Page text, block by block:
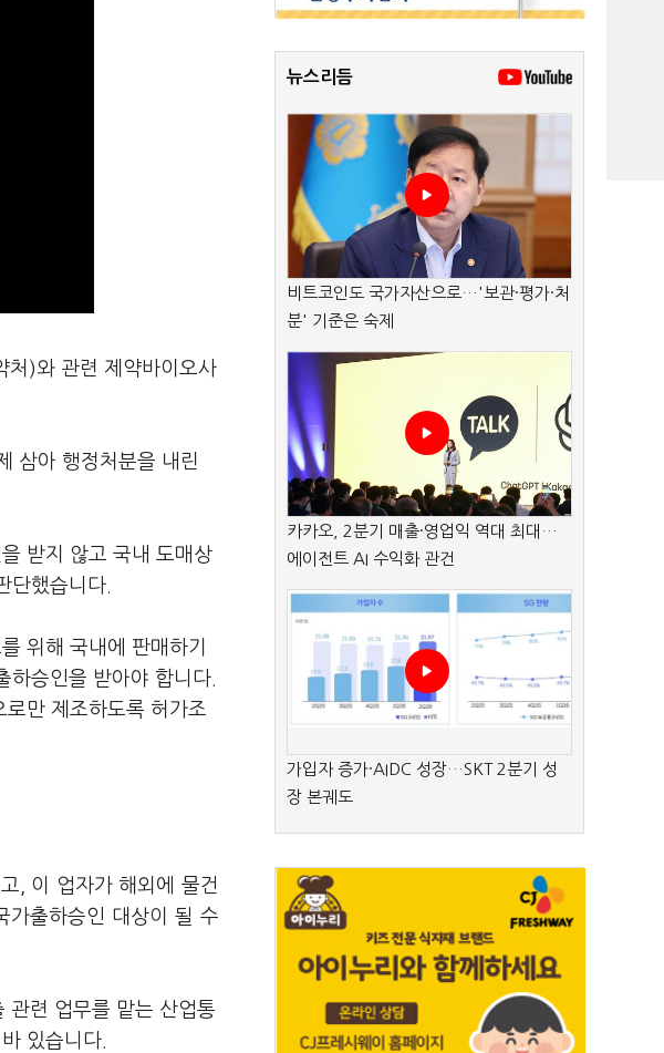
처)와 관련 제약바이오사
삼아 행정처분을 내린
받지 않고 국내 도매상
단했습니다.
위해 국내에 판매하기
하승인을 받아야 합니다.
만 제조하도록 허가조
, 이 업자가 해외에 물건
가출하승인 대상이 될 수
관련 업무를 맡는 산업통
있습니다.
뉴스리듬
비트코인도 국가자산으로…'보관·평가·처
분' 기준은 숙제
카카오, 2분기 매출·영업익 역대 최대…
에이전트 AI 수익화 관건
가입자 증가·AIDC 성장…SKT 2분기 성
장 본궤도